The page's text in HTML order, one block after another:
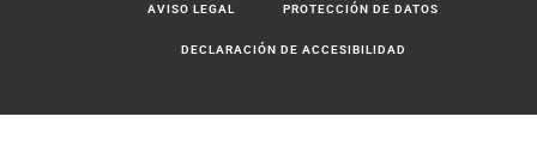
AVISO LEGAL PROTECCIÓN DE DATOS
DECLARACIÓN DE ACCESIBILIDAD